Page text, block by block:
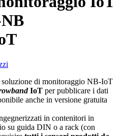
di monitoraggio NB-IoT
IoT per pubblicare i dati
anche in versione gratuita
in contenitori in
su guida DIN o a rack (con